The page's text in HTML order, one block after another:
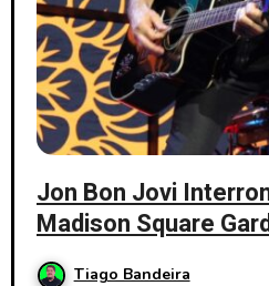
Jon Bon Jovi
Madison Square
de Saúde; Veja
Tiago Bandeira